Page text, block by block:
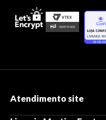
Atendimento site